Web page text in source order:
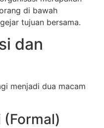
di bawah
tujuan bersama.
dan
menjadi dua macam
(Formal)